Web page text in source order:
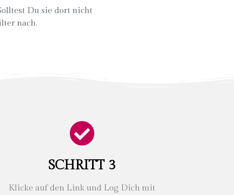
Du sie dort nicht
nach.
SCHRITT 3
Klicke auf den Link und Log Dich mit